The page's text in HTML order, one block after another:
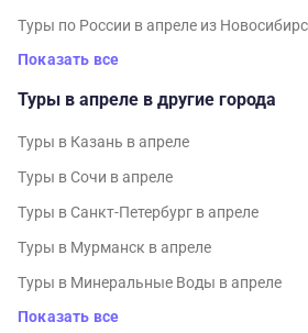
Туры по России в апреле из
Показать все
Туры в апреле в другие города
Туры в Казань в апреле
Туры в Сочи в апреле
Туры в Санкт-Петербург в апреле
Туры в Мурманск в апреле
Туры в Минеральные Воды в апреле
Показать все